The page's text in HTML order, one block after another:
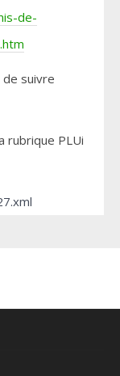
de-
suivre
rubrique PLUi